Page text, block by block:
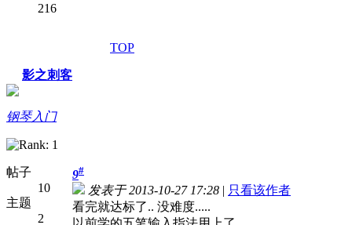
216
TOP
影之刺客
钢琴入门
帖子
10
主题
2
9#
发表于 2013-10-27 17:28 | 只看该作者
看完就达标了.. 没难度.....